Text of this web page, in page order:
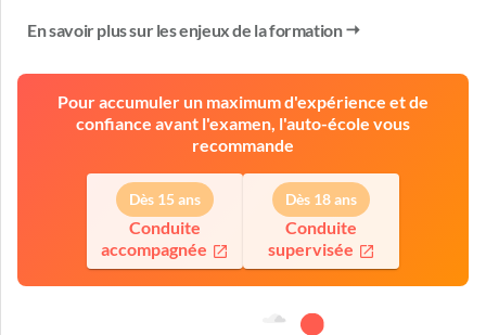
En savoir plus sur les enjeux de la formation
Pour accumuler un maximum d'expérience et de
confiance avant l'examen, l'auto-école vous
recommande
Dès 15 ans
Conduite
accompagnée
Dès 18 ans
Conduite
supervisée